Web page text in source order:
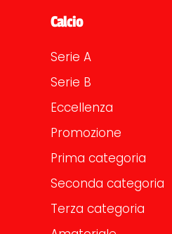
Calcio
Serie A
Serie B
Eccellenza
Promozione
Prima categoria
Seconda categoria
Terza categoria